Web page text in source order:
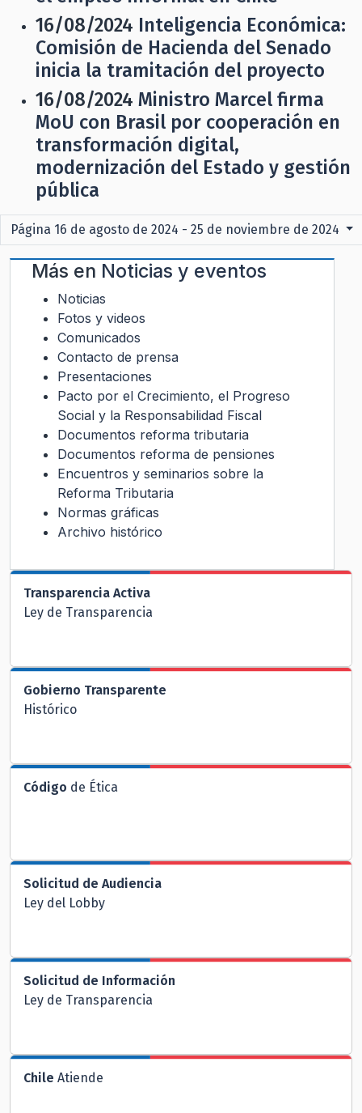
16/08/2024 Inteligencia Económica:
Comisión de Hacienda del Senado
inicia la tramitación del proyecto
16/08/2024 Ministro Marcel firma
MoU con Brasil por cooperación en
transformación digital,
modernización del Estado y gestión
pública
Página 16 de agosto de 2024 - 25 de noviembre de 2024
Más en Noticias y eventos
Noticias
Fotos y videos
Comunicados
Contacto de prensa
Presentaciones
Pacto por el Crecimiento, el Progreso
Social y la Responsabilidad Fiscal
Documentos reforma tributaria
Documentos reforma de pensiones
Encuentros y seminarios sobre la
Reforma Tributaria
Normas gráficas
Archivo histórico
Transparencia Activa
Ley de Transparencia
Gobierno Transparente
Histórico
Código de Ética
Solicitud de Audiencia
Ley del Lobby
Solicitud de Información
Ley de Transparencia
Chile Atiende